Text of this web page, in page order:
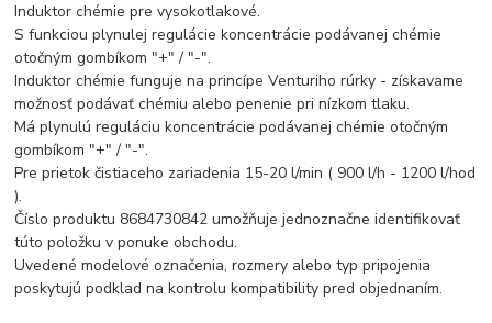
Induktor chémie pre vysokotlakové.
S funkciou plynulej regulácie koncentrácie podávanej chémie
otočným gombíkom "+" / "-".
Induktor chémie funguje na princípe Venturiho rúrky - získavame
možnosť podávať chémiu alebo penenie pri nízkom tlaku.
Má plynulú reguláciu koncentrácie podávanej chémie otočným
gombíkom "+" / "-".
Pre prietok čistiaceho zariadenia 15-20 l/min ( 900 l/h - 1200 l/hod
).
Číslo produktu 8684730842 umožňuje jednoznačne identifikovať
túto položku v ponuke obchodu.
Uvedené modelové označenia, rozmery alebo typ pripojenia
poskytujú podklad na kontrolu kompatibility pred objednaním.